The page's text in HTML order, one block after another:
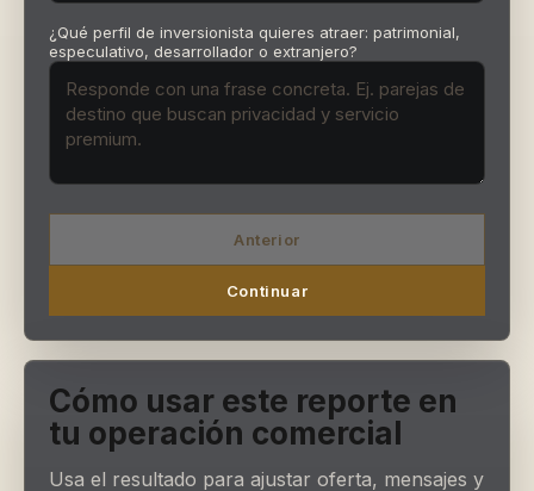
¿Qué perfil de inversionista quieres atraer: patrimonial,
especulativo, desarrollador o extranjero?
Anterior
Continuar
Cómo usar este reporte en
tu operación comercial
Usa el resultado para ajustar oferta, mensajes y